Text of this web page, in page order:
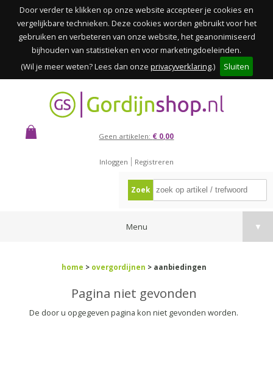
Door verder te klikken op onze website accepteer je cookies en
vergelijkbare technieken. Deze cookies worden gebruikt voor het
gebruiken en verbeteren van onze website, het geanonimiseerd
bijhouden van statistieken en voor marketingdoeleinden.
(Wil je meer weten? Lees dan onze privacyverklaring.) Sluiten
Geen artikelen: € 0,00
Inloggen Registreren
Zoek
Menu ▼
home > overgordijnen > aanbiedingen
Pagina niet gevonden
De door u opgegeven pagina kon niet gevonden worden.